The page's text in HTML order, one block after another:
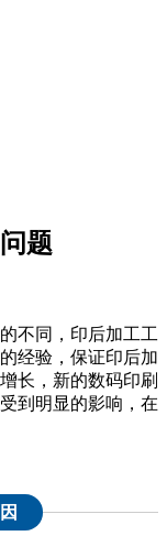
题
不同，印后加工工
经验，保证印后加
长，新的数码印刷
到明显的影响，在